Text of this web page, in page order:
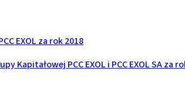
EXOL za rok 2018
Kapitałowej PCC EXOL i PCC EXOL SA za